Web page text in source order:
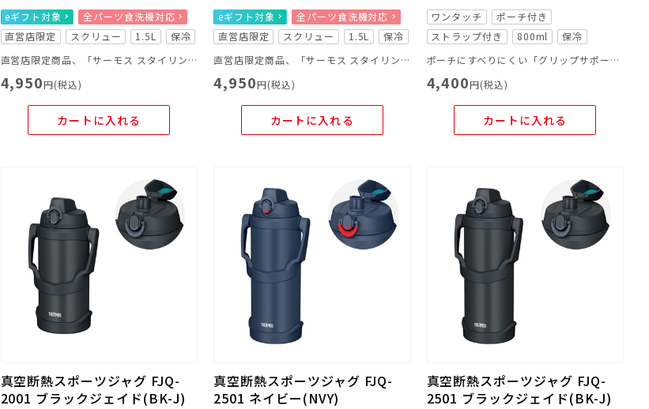
eギフト対象
全パーツ食洗機対応
直営店限定
スクリュー 1.5L
保冷
直営店限定商品、「サーモス スタイリングシリーズ LOGO」
4,950円(税込)
カートに入れる
eギフト対象
全パーツ食洗機対応
直営店限定
スクリュー 1.5L
保冷
直営店限定商品、「サーモス スタイリングシリーズ LOGO」
4,950円(税込)
カートに入れる
ワンタッチ
ポーチ付き
ストラップ付き
800ml
保冷
ポーチにすべりにくい「グリップサポート」を採用！さらに飲みやすくなりました。
4,400円(税込)
カートに入れる
真空断熱スポーツジャグ FJQ-
2001 ブラックジェイド(BK-J)
真空断熱スポーツジャグ FJQ-
2501 ネイビー(NVY)
真空断熱スポーツジャグ FJQ-
2501 ブラックジェイド(BK-J)